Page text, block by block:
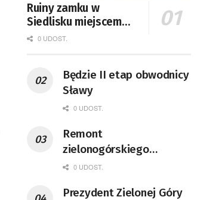
Ruiny zamku w
Siedlisku miejscem
święta plonów
0 UDOST.
Będzie II etap obwodnicy
Sławy
0 UDOST.
Remont
zielonogórskiego
deptaka zgodnie z
0 UDOST.
Prezydent Zielonej Góry